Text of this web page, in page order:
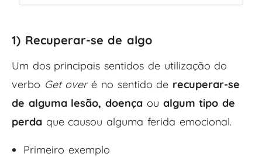
1) Recuperar-se de algo
Um dos principais sentidos de utilização do
verbo Get overé no sentido de recuperar-se
de alguma lesão, doença ou algum tipo de
perda que causou alguma ferida emocional.
Primeiro exemplo